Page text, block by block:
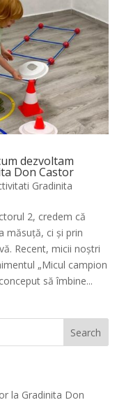
dezvoltam
Don Castor
Gradinita
2, credem că
măsuță, ci și prin
Recent, micii noștri
„Micul campion
să îmbine...
la Gradinita Don